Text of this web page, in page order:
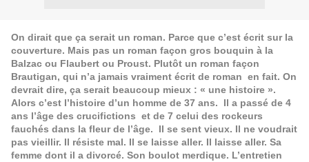
On dirait que ça serait un roman. Parce que c’est écrit sur la
couverture. Mais pas un roman façon gros bouquin à la
Balzac ou Flaubert ou Proust. Plutôt un roman façon
Brautigan, qui n’a jamais vraiment écrit de roman en fait. On
devrait dire, ça serait beaucoup mieux : « une histoire ».
Alors c’est l’histoire d’un homme de 37 ans. Il a passé de 4
ans l’âge des crucifictions et de 7 celui des rockeurs
fauchés dans la fleur de l’âge. Il se sent vieux. Il ne voudrait
pas vieillir. Il résiste mal. Il se laisse aller. Il laisse aller. Sa
femme dont il a divorcé. Son boulot merdique. L’entretien